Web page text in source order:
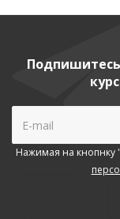
Нажимая на кнопнку